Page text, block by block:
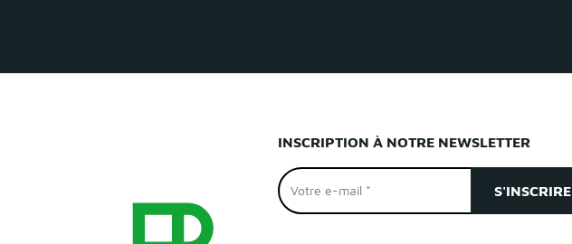
INSCRIPTION À NOTRE NEWSLETTER